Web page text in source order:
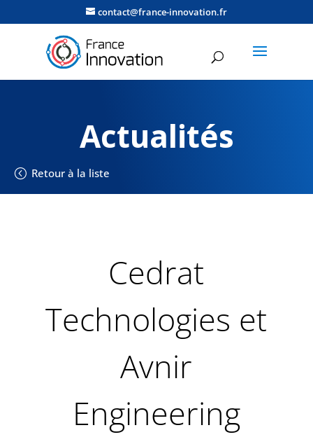
contact@france-innovation.fr
Actualités
Retour à la liste
Cedrat
Technologies et
Avnir
Engineering